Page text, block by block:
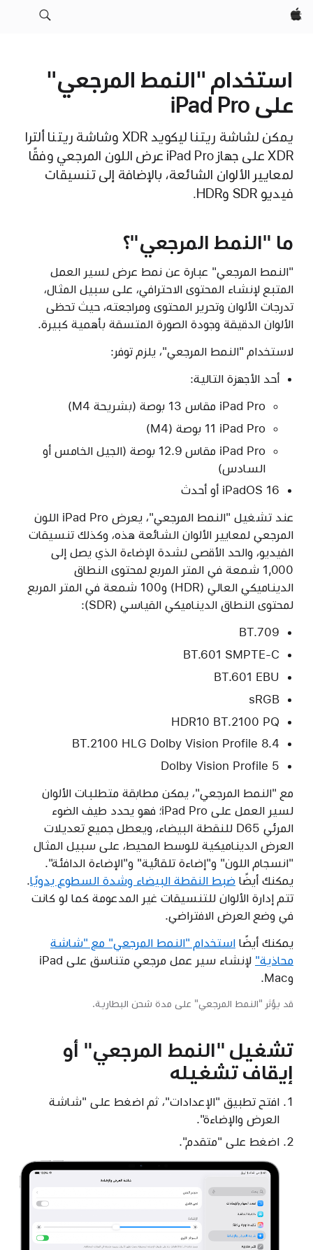
Apple‏
استخدام "النمط المرجعي"
على iPad Pro
يمكن لشاشة ريتنا ليكويد XDR وشاشة ريتنا ألترا
XDR على جهاز iPad Pro عرض اللون المرجعي وفقًا
لمعايير الألوان الشائعة، بالإضافة إلى تنسيقات
فيديو SDR وHDR.
ما "النمط المرجعي"؟
"النمط المرجعي" عبارة عن نمط عرض لسير العمل
المتبع لإنشاء المحتوى الاحترافي، على سبيل المثال،
تدرجات الألوان وتحرير المحتوى ومراجعته، حيث تحظى
الألوان الدقيقة وجودة الصورة المتسقة بأهمية كبيرة.
لاستخدام "النمط المرجعي"، يلزم توفر:
أحد الأجهزة التالية:
iPad Pro مقاس 13 بوصة (بشريحة M4)
iPad Pro‏ 11 بوصة (M4)
iPad Pro مقاس 12.9 بوصة (الجيل الخامس أو
السادس)
iPadOS 16 أو أحدث
عند تشغيل "النمط المرجعي"، يعرض iPad Pro اللون
المرجعي لمعايير الألوان الشائعة هذه، وكذلك تنسيقات
الفيديو، والحد الأقصى لشدة الإضاءة الذي يصل إلى
1,000 شمعة في المتر المربع لمحتوى النطاق
الديناميكي العالي (HDR) و100 شمعة في المتر المربع
لمحتوى النطاق الديناميكي القياسي (SDR):
BT.709
BT.601 SMPTE-C
BT.601 EBU
sRGB
HDR10 BT.2100 PQ
BT.2100 HLG Dolby Vision Profile 8.4
Dolby Vision Profile 5
مع "النمط المرجعي"، يمكن مطابقة متطلبات الألوان
لسير العمل على iPad Pro؛ فهو يحدد طيف الضوء
المرئي D65 للنقطة البيضاء، ويعطل جميع تعديلات
العرض الديناميكية للوسط المحيط، على سبيل المثال
"انسجام اللون" و"إضاءة تلقائية" و"الإضاءة الدافئة".
يمكنك أيضًا ضبط النقطة البيضاء وشدة السطوع يدويًا.
تتم إدارة الألوان للتنسيقات غير المدعومة كما لو كانت
في وضع العرض الافتراضي.
يمكنك أيضًا استخدام "النمط المرجعي" مع "شاشة
محاذية"
لإنشاء سير عمل مرجعي متناسق على iPad
وMac.
قد يؤثر "النمط المرجعي" على مدة شحن البطارية.
تشغيل "النمط المرجعي" أو
إيقاف تشغيله
افتح تطبيق "الإعدادات"، ثم اضغط على "شاشة
العرض والإضاءة".
اضغط على "متقدم".